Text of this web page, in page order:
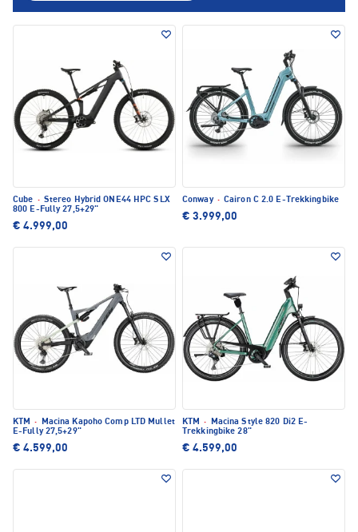
Cube · Stereo Hybrid ONE44 HPC SLX
800 E-Fully 27,5+29"
€ 4.999,00
Conway · Cairon C 2.0 E-Trekkingbike
€ 3.999,00
KTM ·
Macina Kapoho Comp LTD Mullet
E-Fully 27,5+29"
€ 4.599,00
KTM ·
Macina Style 820 Di2 E-
Trekkingbike 28"
€ 4.599,00